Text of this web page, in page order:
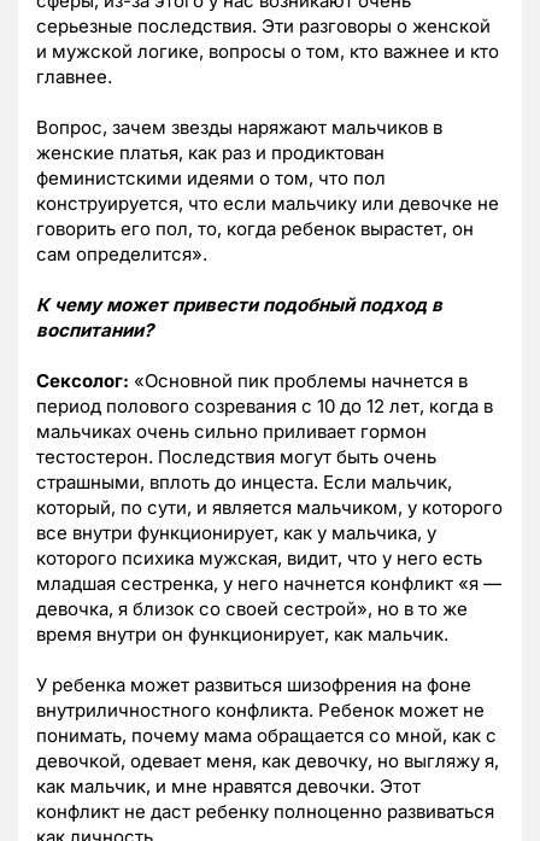
серьезные последствия. Эти разговоры о женской
и мужской логике, вопросы о том, кто важнее и кто
главнее.
Вопрос, зачем звезды наряжают мальчиков в
женские платья, как раз и продиктован
феминистскими идеями о том, что пол
конструируется, что если мальчику или девочке не
говорить его пол, то, когда ребенок вырастет, он
сам определится».
К чему может привести подобный подход в
воспитании?
Сексолог: «Основной пик проблемы начнется в
период полового созревания с 10 до 12 лет, когда в
мальчиках очень сильно приливает гормон
тестостерон. Последствия могут быть очень
страшными, вплоть до инцеста. Если мальчик,
который, по сути, и является мальчиком, у которого
все внутри функционирует, как у мальчика, у
которого психика мужская, видит, что у него есть
младшая сестренка, у него начнется конфликт «я —
девочка, я близок со своей сестрой», но в то же
время внутри он функционирует, как мальчик.
У ребенка может развиться шизофрения на фоне
внутриличностного конфликта. Ребенок может не
понимать, почему мама обращается со мной, как с
девочкой, одевает меня, как девочку, но выгляжу я,
как мальчик, и мне нравятся девочки. Этот
конфликт не даст ребенку полноценно развиваться